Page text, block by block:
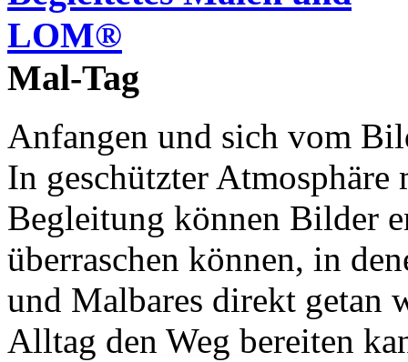
Mal-Tag
Anfangen und sich vom
In geschützter Atmosphäre
Begleitung können Bilder
überraschen können, in
und Malbares direkt getan
Alltag den Weg bereiten